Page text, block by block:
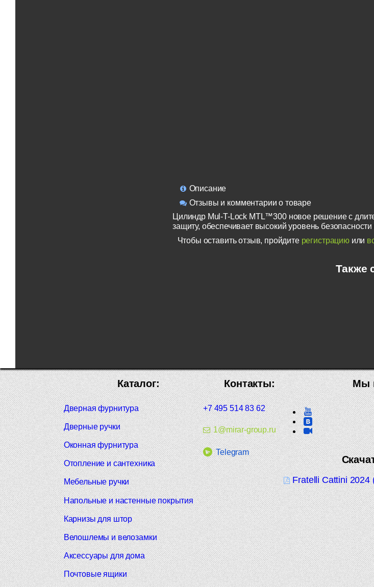
Описание
Отзывы и комментарии о товаре
Цилиндр Mul-T-Lock MTL™300 новое решение с
защиту, обеспечивает высокий уровень
Чтобы оставить отзыв, пройдите регистрациюили
Также
Мы
Fratelli Cattini 2024
Контакты:
+7 495 514 83 62
1@mirar-group.ru
Telegram
Каталог:
Дверная фурнитура
Дверные ручки
Оконная фурнитура
Отопление и сантехника
Мебельные ручки
Напольные и настенные покрытия
Карнизы для штор
Велошлемы и велозамки
Аксессуары для дома
Почтовые ящики